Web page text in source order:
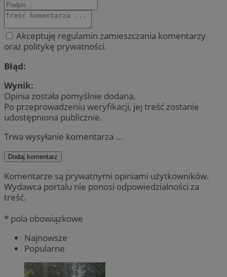
Akceptuję regulamin zamieszczania komentarzy
oraz politykę prywatności.
Błąd:
Wynik:
Opinia została pomyślnie dodana.
Po przeprowadzeniu weryfikacji, jej treść zostanie
udostępniona publicznie.
Trwa wysyłanie komentarza ...
Dodaj komentarz
Komentarze są prywatnymi opiniami użytkowników.
Wydawca portalu nie ponosi odpowiedzialności za
treść.
* pola obowiązkowe
Najnowsze
Popularne